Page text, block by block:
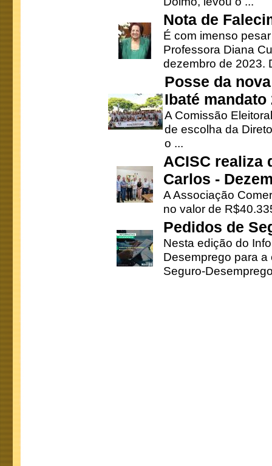
Nota de
É com imenso
Professora Diana
dezembro de 2023.
Posse da
Ibaté mandato
A Comissão
de escolha da
o ...
ACISC realiza
Carlos -
A Associação
no valor de
Pedidos de
Nesta edição do
Desemprego para
Seguro-